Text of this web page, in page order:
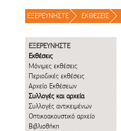
ΕΞΕΡΕΥΝΗΣΤΕ / ΕΚΘΕΣΕΙΣ /
ΕΞΕΡΕΥΝΗΣΤΕ
Εκθέσεις
Μόνιμες εκθέσεις
Περιοδικές εκθέσεις
Αρχείο Εκθέσεων
Συλλογές και αρχεία
Συλλογές αντικειμένων
Οπτικοακουστικό αρχείο
Βιβλιοθήκη